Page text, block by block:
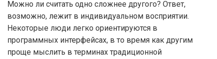
Можно ли считать одно сложнее другого? Ответ,
возможно, лежит в индивидуальном восприятии.
Некоторые люди легко ориентируются в
программных интерфейсах, в то время как другим
проще мыслить в терминах традиционной